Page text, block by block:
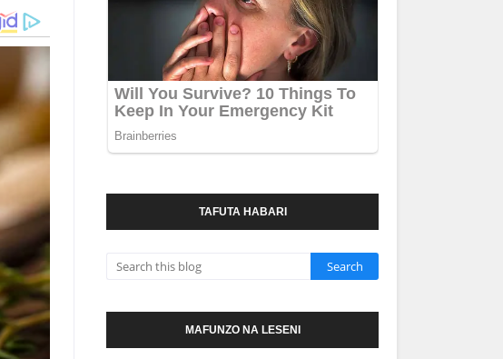
TAFUTA HABARI
MAFUNZO NA LESENI